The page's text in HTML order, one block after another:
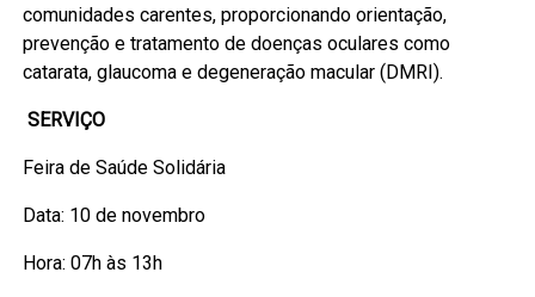
comunidades carentes, proporcionando orientação,
prevenção e tratamento de doenças oculares como
catarata, glaucoma e degeneração macular (DMRI).
SERVIÇO
Feira de Saúde Solidária
Data: 10 de novembro
Hora: 07h às 13h